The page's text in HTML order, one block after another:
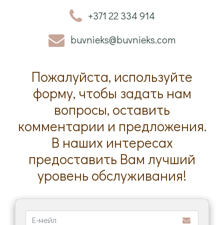
+371 22 334 914
buvnieks@buvnieks.com
Пожалуйста, используйте
форму, чтобы задать нам
вопросы, оставить
комментарии и предложения.
В наших интересах
предоставить Вам лучший
уровень обслуживания!